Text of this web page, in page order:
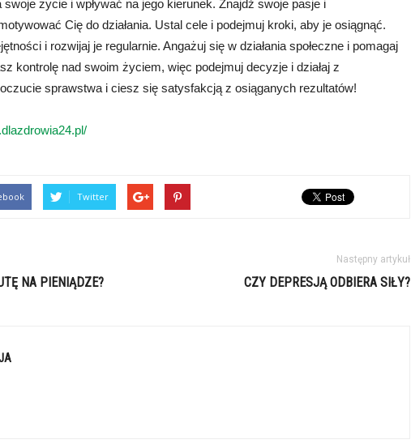
życie i wpływać na jego kierunek. Znajdź swoje pasje i
Cię do działania. Ustal cele i podejmuj kroki, aby je osiągnąć.
i rozwijaj je regularnie. Angażuj się w działania społeczne i pomagaj
kontrolę nad swoim życiem, więc podejmuj decyzje i działaj z
sprawstwa i ciesz się satysfakcją z osiąganych rezultatów!
Twitter
NA PIENIĄDZE?
Następny artykuł
CZY DEPRESJĄ ODBIERA SIŁY?